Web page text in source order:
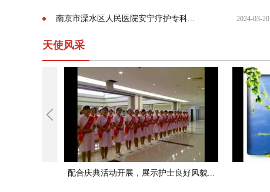
南京市溧水区人民医院安宁疗护专科... 2024-03-20
天使风采
配合庆典活动开展，展示护士良好风貌...